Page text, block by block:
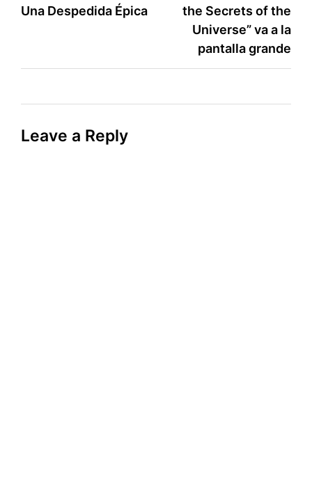
Una Despedida Épica
the Secrets of the
Universe” va a la
pantalla grande
Leave a Reply